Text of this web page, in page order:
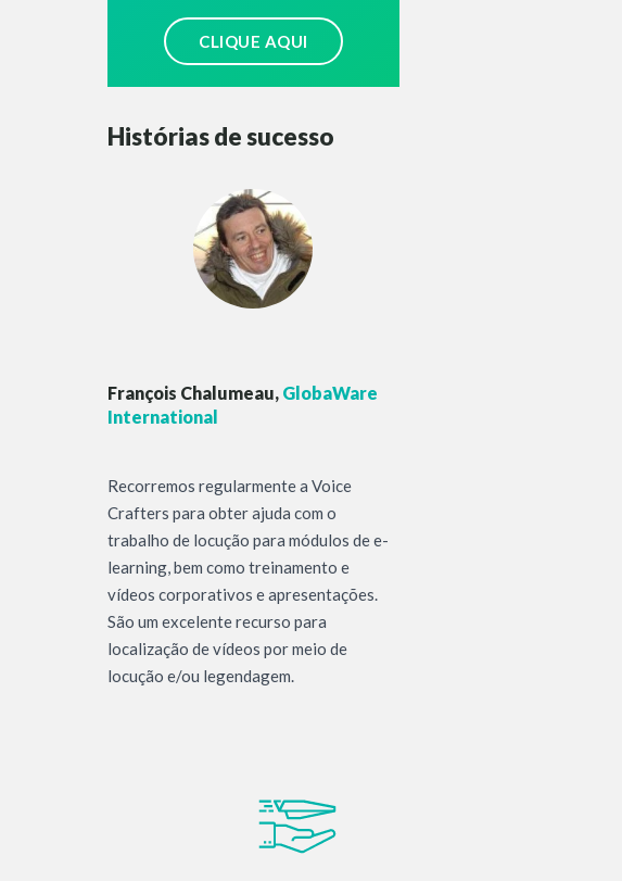
CLIQUE AQUI
Histórias de sucesso
François Chalumeau, GlobaWare
International
Recorremos regularmente a Voice
Crafters para obter ajuda com o
trabalho de locução para módulos de e-
learning, bem como treinamento e
vídeos corporativos e apresentações.
São um excelente recurso para
localização de vídeos por meio de
locução e/ou legendagem.